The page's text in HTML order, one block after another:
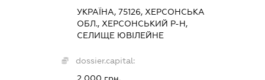
УКРАЇНА, 75126, ХЕРСОНСЬКА
ОБЛ., ХЕРСОНСЬКИЙ Р-Н,
СЕЛИЩЕ ЮВІЛЕЙНЕ
dossier.capital:
2 000 грн.